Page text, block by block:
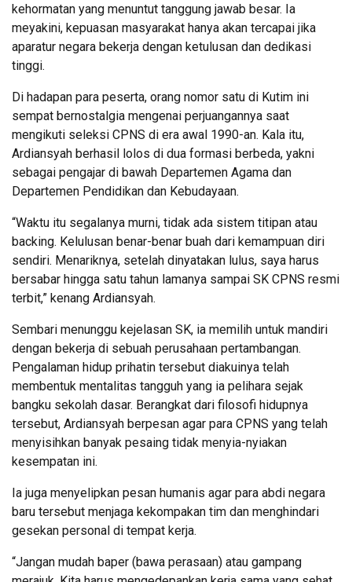
kehormatan yang menuntut tanggung jawab besar. Ia
meyakini, kepuasan masyarakat hanya akan tercapai jika
aparatur negara bekerja dengan ketulusan dan dedikasi
tinggi.
Di hadapan para peserta, orang nomor satu di Kutim ini
sempat bernostalgia mengenai perjuangannya saat
mengikuti seleksi CPNS di era awal 1990-an. Kala itu,
Ardiansyah berhasil lolos di dua formasi berbeda, yakni
sebagai pengajar di bawah Departemen Agama dan
Departemen Pendidikan dan Kebudayaan.
“Waktu itu segalanya murni, tidak ada sistem titipan atau
backing. Kelulusan benar-benar buah dari kemampuan diri
sendiri. Menariknya, setelah dinyatakan lulus, saya harus
bersabar hingga satu tahun lamanya sampai SK CPNS resmi
terbit,” kenang Ardiansyah.
Sembari menunggu kejelasan SK, ia memilih untuk mandiri
dengan bekerja di sebuah perusahaan pertambangan.
Pengalaman hidup prihatin tersebut diakuinya telah
membentuk mentalitas tangguh yang ia pelihara sejak
bangku sekolah dasar. Berangkat dari filosofi hidupnya
tersebut, Ardiansyah berpesan agar para CPNS yang telah
menyisihkan banyak pesaing tidak menyia-nyiakan
kesempatan ini.
Ia juga menyelipkan pesan humanis agar para abdi negara
baru tersebut menjaga kekompakan tim dan menghindari
gesekan personal di tempat kerja.
“Jangan mudah baper (bawa perasaan) atau gampang